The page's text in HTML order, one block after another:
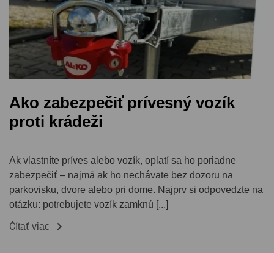
Ako zabezpečiť prívesný vozík
proti krádeži
Ak vlastníte príves alebo vozík, oplatí sa ho poriadne
zabezpečiť – najmä ak ho nechávate bez dozoru na
parkovisku, dvore alebo pri dome. Najprv si odpovedzte na
otázku: potrebujete vozík zamknú [...]
Čítať viac 